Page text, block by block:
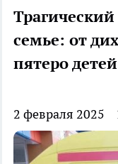
семье: от
пятеро детей
2 февраля 2025